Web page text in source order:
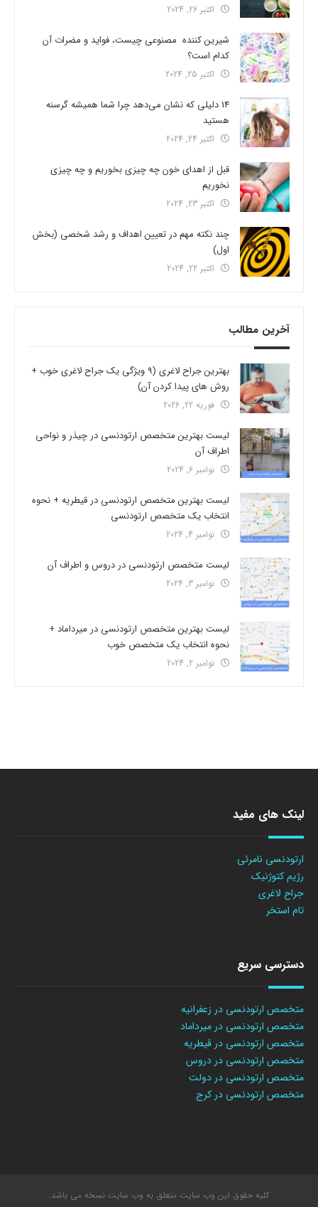
اکتبر 26, 2024
شیرین کننده مصنوعی چیست، فواید و مضرات آن
کدام است؟
اکتبر 25, 2024
14 دلیلی که نشان می‌دهد چرا شما همیشه گرسنه
هستید
اکتبر 24, 2024
قبل از اهدای خون چه چیزی بخوریم و چه چیزی
نخوریم
اکتبر 23, 2024
چند نکته مهم در تعیین اهداف و رشد شخصی (بخش
اول)
اکتبر 22, 2024
آخرین مطالب
بهترین جراح لاغری (9 ویژگی یک جراح لاغری خوب +
روش های پیدا کردن آن)
فوریه 22, 2026
لیست بهترین متخصص ارتودنسی در چیذر و نواحی
اطراف آن
نوامبر 6, 2024
لیست بهترین متخصص ارتودنسی در قیطریه + نحوه
انتخاب یک متخصص ارتودنسی
نوامبر 4, 2024
لیست متخصص ارتودنسی در دروس و اطراف آن
نوامبر 3, 2024
لیست بهترین متخصص ارتودنسی در میرداماد +
نحوه انتخاب یک متخصص خوب
نوامبر 2, 2024
لینک های مفید
ارتودنسی نامرئی
رژیم کتوژنیک
جراح لاغری
تام استخر
دسترسی سریع
متخصص ارتودنسی در زعفرانیه
متخصص ارتودنسی در میرداماد
متخصص ارتودنسی در قیطریه
متخصص ارتودنسی در دروس
متخصص ارتودنسی در دولت
متخصص ارتودنسی در کرج
کلیه حقوق این وب سایت متعلق به وب سایت نسخه می باشد.